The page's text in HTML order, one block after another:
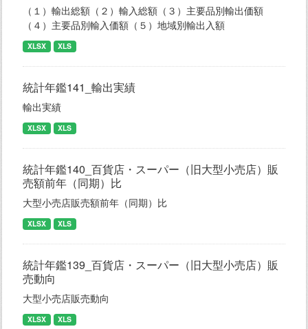
（１）輸出総額（２）輸入総額（３）主要品別輸出価額
（４）主要品別輸入価額（５）地域別輸出入額
XLSX XLS
統計年鑑141_輸出実績
輸出実績
XLSX XLS
統計年鑑140_百貨店・スーパー（旧大型小売店）販
売額前年（同期）比
大型小売店販売額前年（同期）比
XLSX XLS
統計年鑑139_百貨店・スーパー（旧大型小売店）販
売動向
大型小売店販売動向
XLSX XLS